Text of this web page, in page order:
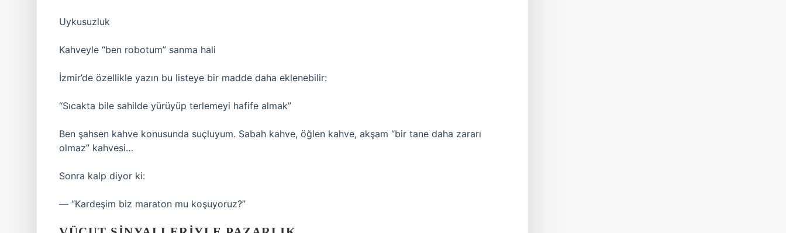
Uykusuzluk
Kahveyle “ben robotum” sanma hali
İzmir’de özellikle yazın bu listeye bir madde daha eklenebilir:
“Sıcakta bile sahilde yürüyüp terlemeyi hafife almak”
Ben şahsen kahve konusunda suçluyum. Sabah kahve, öğlen kahve, akşam “bir tane daha zararı
olmaz” kahvesi…
Sonra kalp diyor ki:
— “Kardeşim biz maraton mu koşuyoruz?”